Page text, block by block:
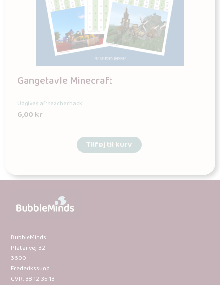
Gangetavle Minecraft
Udgives af: teacherhack
6,00kr
Tilføj til kurv
BubbleMinds
Platanvej 32
3600
Frederikssund
CVR: 38 12 35 13